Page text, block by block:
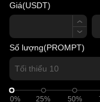
Giá(USDT)
Giá
Số lượng(PROMPT)
0% 25% 50%
0%